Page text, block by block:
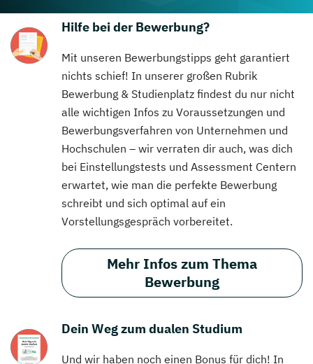
Hilfe bei der Bewerbung?
Mit unseren Bewerbungstipps geht garantiert
nichts schief! In unserer großen Rubrik
Bewerbung & Studienplatz findest du nur nicht
alle wichtigen Infos zu Voraussetzungen und
Bewerbungsverfahren von Unternehmen und
Hochschulen – wir verraten dir auch, was dich
bei Einstellungstests und Assessment Centern
erwartet, wie man die perfekte Bewerbung
schreibt und sich optimal auf ein
Vorstellungsgespräch vorbereitet.
Mehr Infos zum Thema
Bewerbung
Dein Weg zum dualen Studium
Und wir haben noch einen Bonus für dich! In